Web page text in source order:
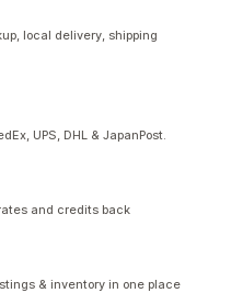
local delivery, shipping
UPS, DHL & JapanPost.
and credits back
& inventory in one place